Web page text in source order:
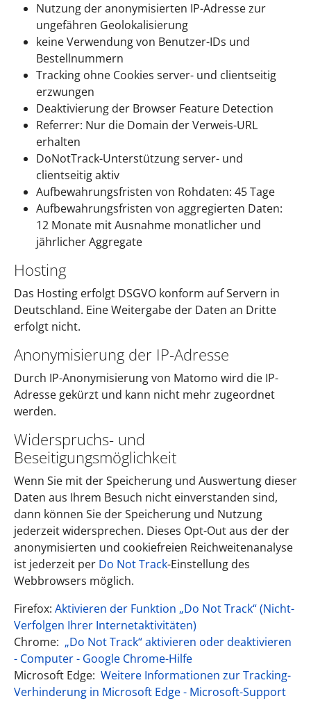
Nutzung der anonymisierten IP-Adresse zur
ungefähren Geolokalisierung
keine Verwendung von Benutzer-IDs und
Bestellnummern
Tracking ohne Cookies server- und clientseitig
erzwungen
Deaktivierung der Browser Feature Detection
Referrer: Nur die Domain der Verweis-URL
erhalten
DoNotTrack-Unterstützung server- und
clientseitig aktiv
Aufbewahrungsfristen von Rohdaten: 45 Tage
Aufbewahrungsfristen von aggregierten Daten:
12 Monate mit Ausnahme monatlicher und
jährlicher Aggregate
Hosting
Das Hosting erfolgt DSGVO konform auf Servern in
Deutschland. Eine Weitergabe der Daten an Dritte
erfolgt nicht.
Anonymisierung der IP-Adresse
Durch IP-Anonymisierung von Matomo wird die IP-
Adresse gekürzt und kann nicht mehr zugeordnet
werden.
Widerspruchs- und
Beseitigungsmöglichkeit
Wenn Sie mit der Speicherung und Auswertung dieser
Daten aus Ihrem Besuch nicht einverstanden sind,
dann können Sie der Speicherung und Nutzung
jederzeit widersprechen. Dieses Opt-Out aus der der
anonymisierten und cookiefreien Reichweitenanalyse
ist jederzeit per Do Not Track-Einstellung des
Webbrowsers möglich.
Firefox: Aktivieren der Funktion „Do Not Track“ (Nicht-
Verfolgen Ihrer Internetaktivitäten)
Chrome: „Do Not Track“ aktivieren oder deaktivieren
- Computer - Google Chrome-Hilfe
Microsoft Edge: Weitere Informationen zur Tracking-
Verhinderung in Microsoft Edge - Microsoft-Support